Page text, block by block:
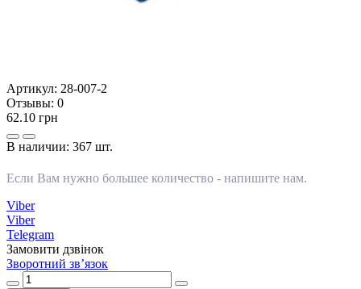
Артикул: 28-007-2
Отзывы: 0
62.10 грн
В наличии: 367 шт.
Если Вам нужно большее количество - напишите нам.
Viber
Viber
Telegram
Замовити дзвінок
Зворотний зв’язок